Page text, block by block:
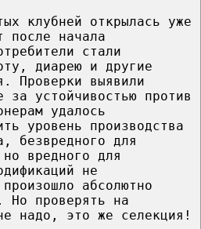
клубней открылась уже
после начала
стали
диарею и другие
Проверки выявили
за устойчивостью против
удалось
уровень производства
безвредного для
вредного для
не
абсолютно
Но проверять на
надо, это же селекция!